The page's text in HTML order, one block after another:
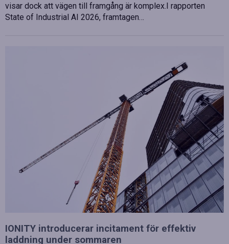
visar dock att vägen till framgång är komplex.I rapporten
State of Industrial AI 2026, framtagen…
IONITY introducerar incitament för effektiv
laddning under sommaren